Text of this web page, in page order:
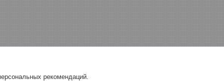
рекомендаций.